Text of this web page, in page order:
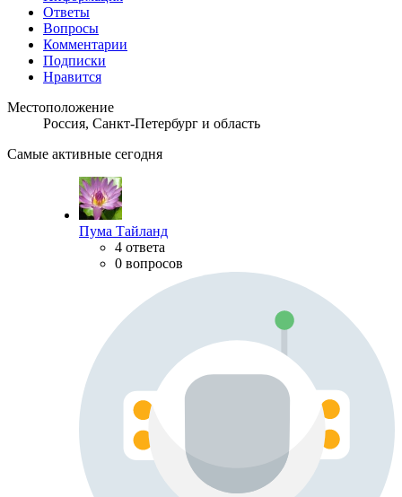
Ответы
Вопросы
Комментарии
Подписки
Нравится
Местоположение
Россия, Санкт-Петербург и область
Самые активные сегодня
Пума Тайланд
4 ответа
0 вопросов